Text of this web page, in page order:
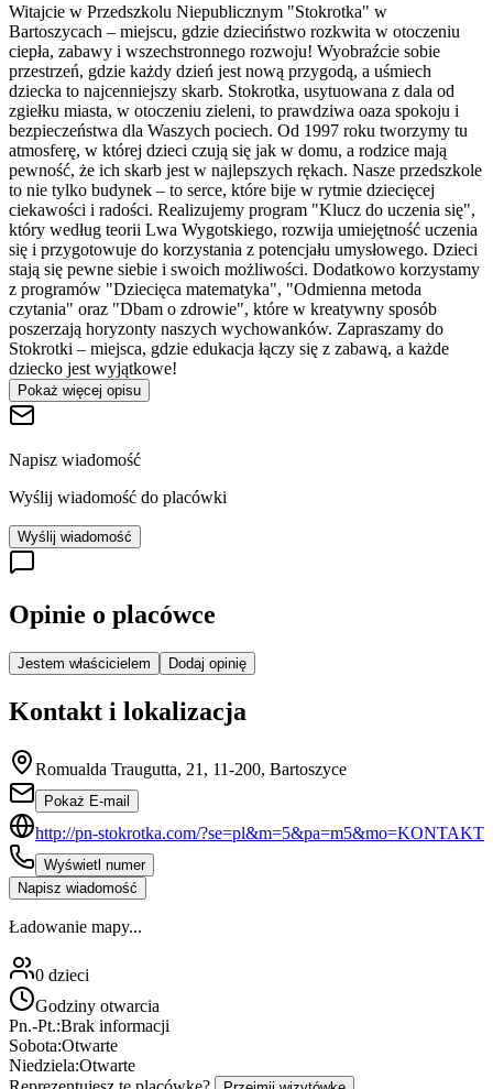
Witajcie w Przedszkolu Niepublicznym "Stokrotka" w
Bartoszycach – miejscu, gdzie dzieciństwo rozkwita w otoczeniu
ciepła, zabawy i wszechstronnego rozwoju! Wyobraźcie sobie
przestrzeń, gdzie każdy dzień jest nową przygodą, a uśmiech
dziecka to najcenniejszy skarb. Stokrotka, usytuowana z dala od
zgiełku miasta, w otoczeniu zieleni, to prawdziwa oaza spokoju i
bezpieczeństwa dla Waszych pociech. Od 1997 roku tworzymy tu
atmosferę, w której dzieci czują się jak w domu, a rodzice mają
pewność, że ich skarb jest w najlepszych rękach. Nasze przedszkole
to nie tylko budynek – to serce, które bije w rytmie dziecięcej
ciekawości i radości. Realizujemy program "Klucz do uczenia się",
który według teorii Lwa Wygotskiego, rozwija umiejętność uczenia
się i przygotowuje do korzystania z potencjału umysłowego. Dzieci
stają się pewne siebie i swoich możliwości. Dodatkowo korzystamy
z programów "Dziecięca matematyka", "Odmienna metoda
czytania" oraz "Dbam o zdrowie", które w kreatywny sposób
poszerzają horyzonty naszych wychowanków. Zapraszamy do
Stokrotki – miejsca, gdzie edukacja łączy się z zabawą, a każde
dziecko jest wyjątkowe!
Pokaż więcej opisu
Napisz wiadomość
Wyślij wiadomość do placówki
Wyślij wiadomość
Opinie o placówce
Jestem właścicielem Dodaj opinię
Kontakt i lokalizacja
Romualda Traugutta, 21, 11-200, Bartoszyce
Pokaż E-mail
http://pn-stokrotka.com/?se=pl&m=5&pa=m5&mo=KONTAKT
Wyświetl numer
Napisz wiadomość
Ładowanie mapy...
0 dzieci
Godziny otwarcia
Pn.-Pt.:Brak informacji
Sobota:Otwarte
Niedziela:Otwarte